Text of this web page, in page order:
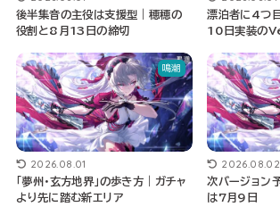
後半集音の主役は支援型｜穂穂の
役割と8月13日の締切
漂泊者に4つ目
10日実装の
鳴潮
2026.08.01
「夢州・玄方地界」の歩き方｜ガチャ
より先に踏む新エリア
2026.08.02
次バージョン
は7月9日